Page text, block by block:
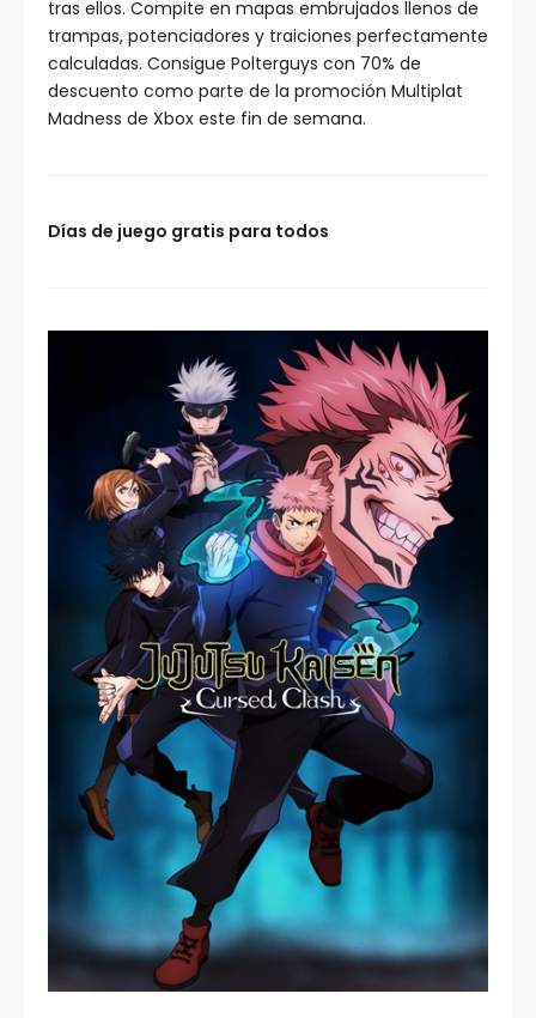
tras ellos. Compite en mapas embrujados llenos de
trampas, potenciadores y traiciones perfectamente
calculadas. Consigue Polterguys con 70% de
descuento como parte de la promoción Multiplat
Madness de Xbox este fin de semana.
Días de juego gratis para todos